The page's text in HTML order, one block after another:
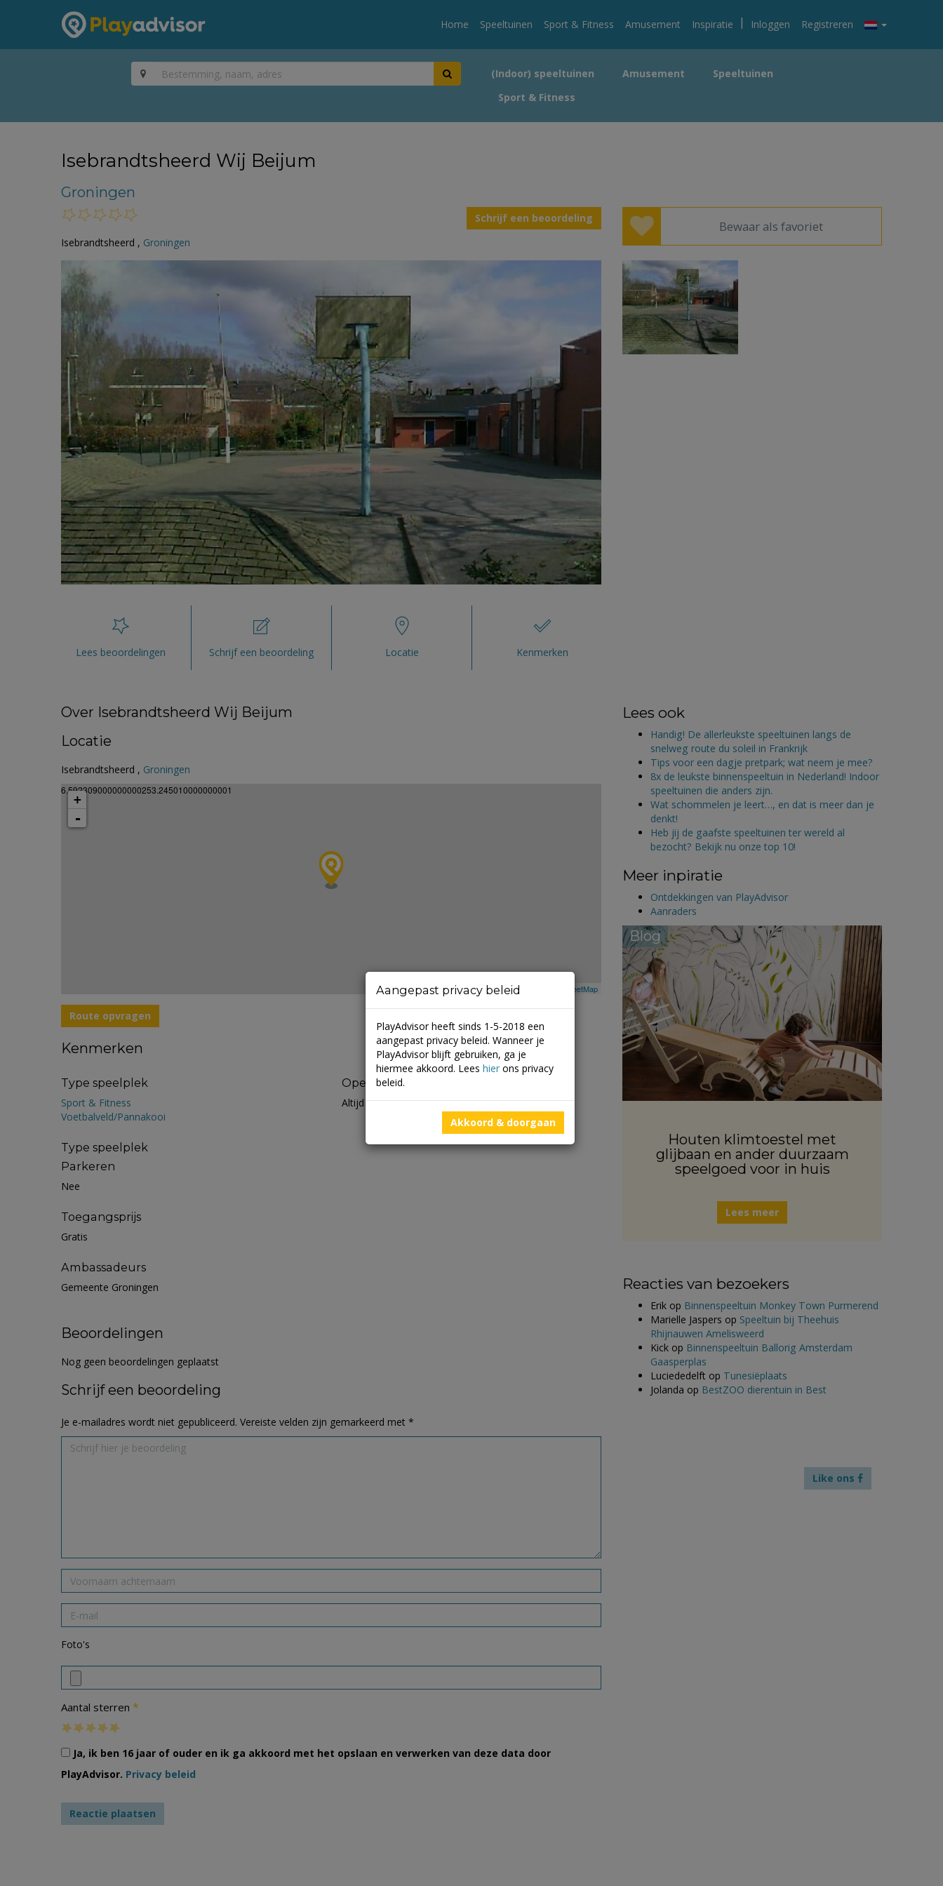
Home Speeltuinen Sport & Fitness Amusement Inspiratie | Inloggen Registreren
(Indoor) speeltuinen Amusement
Speeltuinen
Sport & Fitness
Isebrandtsheerd Wij Beijum
Groningen
Schrijf een beoordeling
Isebrandtsheerd , Groningen
Bewaar als favoriet
Lees beoordelingen Schrijf een beoordeling Locatie Kenmerken
Over Isebrandtsheerd Wij Beijum
Locatie
Isebrandtsheerd , Groningen
6.592309000000000253.245010000000001
+
-
Leaflet| ©Mapbox OpenStreetMap
Route opvragen
Kenmerken
Type speelplek
Sport & Fitness
Voetbalveld/Pannakooi
Type speelplek
Parkeren
Nee
Toegangsprijs
Gratis
Ambassadeurs
Gemeente Groningen
Openingstijden
Altijd open
Beoordelingen
Nog geen beoordelingen geplaatst
Schrijf een beoordeling
Je e-mailadres wordt niet gepubliceerd. Vereiste velden zijn gemarkeerd met *
Foto's
Aantal sterren *
Ja, ik ben 16 jaar of ouder en ik ga akkoord met het opslaan en verwerken van deze data door
PlayAdvisor. Privacy beleid
Lees ook
Handig! De allerleukste speeltuinen langs de
snelweg route du soleil in Frankrijk
Tips voor een dagje pretpark; wat neem je mee?
8x de leukste binnenspeeltuin in Nederland! Indoor
speeltuinen die anders zijn.
Wat schommelen je leert…, en dat is meer dan je
denkt!
Heb jij de gaafste speeltuinen ter wereld al
bezocht? Bekijk nu onze top 10!
Meer inpiratie
Ontdekkingen van PlayAdvisor
Aanraders
Blog
Houten klimtoestel met
glijbaan en ander duurzaam
speelgoed voor in huis
Lees meer
Reacties van bezoekers
Erik op Binnenspeeltuin Monkey Town Purmerend
Marielle Jaspers op Speeltuin bij Theehuis
Rhijnauwen Amelisweerd
Kick op Binnenspeeltuin Ballorig Amsterdam
Gaasperplas
Luciededelft op Tunesiëplaats
Jolanda op BestZOO dierentuin in Best
Like ons
Aangepast privacy beleid
PlayAdvisor heeft sinds 1-5-2018 een
aangepast privacy beleid. Wanneer je
PlayAdvisor blijft gebruiken, ga je
hiermee akkoord. Lees hier ons privacy
beleid.
Akkoord & doorgaan